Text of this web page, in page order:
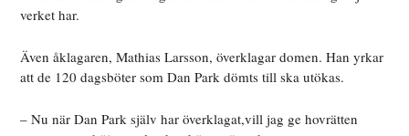
verket har.
Även åklagaren, Mathias Larsson, överklagar domen. Han yrkar
att de 120 dagsböter som Dan Park dömts till ska utökas.
– Nu när Dan Park själv har överklagat,vill jag ge hovrätten